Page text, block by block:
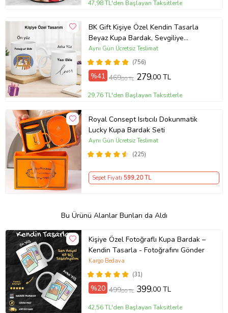
47,98 TL'den Başlayan Taksitlerle
BK Gift Kişiye Özel Kendin Tasarla
Beyaz Kupa Bardak, Sevgiliye
Hediye, Arkadaşa Hediye, Doğum
Günü Hediyesi(756)
Aynı Gün Ücretsiz Teslimat
%41 469,00 TL 279,00 TL
29,76 TL'den Başlayan Taksitlerle
Royal Consept Isıtıcılı Dokunmatik
Lucky Kupa Bardak Seti
(225)
Aynı Gün Ücretsiz Teslimat
Sepet Fiyatı 599,20 TL
Bu Ürünü Alanlar Bunları da Aldı
Kişiye Özel Fotoğraflı Kupa Bardak –
Kendin Tasarla - Fotoğrafını Gönder
(31)
Kargo Bedava
%20 499,00 TL 399,00 TL
42,56 TL'den Başlayan Taksitlerle